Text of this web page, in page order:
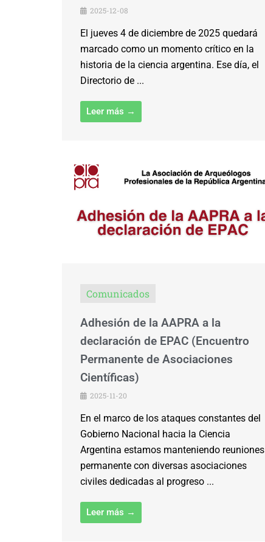
2025-12-08
El jueves 4 de diciembre de 2025 quedará
marcado como un momento crítico en la
historia de la ciencia argentina. Ese día, el
Directorio de ...
Leer más →
Comunicados
Adhesión de la AAPRA a la
declaración de EPAC (Encuentro
Permanente de Asociaciones
Científicas)
2025-11-20
En el marco de los ataques constantes del
Gobierno Nacional hacia la Ciencia
Argentina estamos manteniendo reuniones
permanente con diversas asociaciones
civiles dedicadas al progreso ...
Leer más →